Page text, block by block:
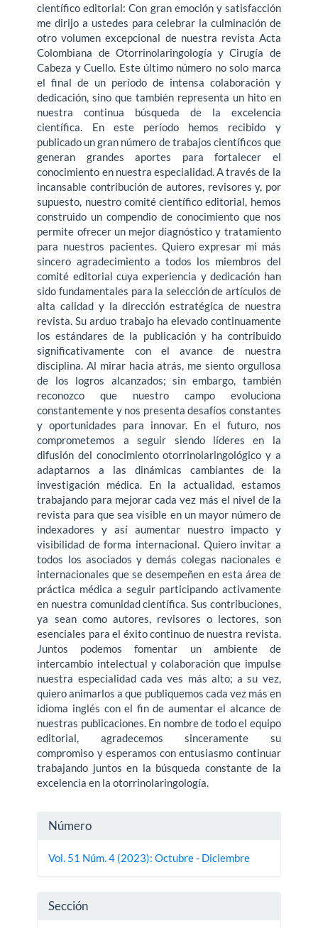
científico editorial: Con gran emoción y satisfacción
me dirijo a ustedes para celebrar la culminación de
otro volumen excepcional de nuestra revista Acta
Colombiana de Otorrinolaringología y Cirugía de
Cabeza y Cuello. Este último número no solo marca
el final de un período de intensa colaboración y
dedicación, sino que también representa un hito en
nuestra continua búsqueda de la excelencia
científica. En este período hemos recibido y
publicado un gran número de trabajos científicos que
generan grandes aportes para fortalecer el
conocimiento en nuestra especialidad. A través de la
incansable contribución de autores, revisores y, por
supuesto, nuestro comité científico editorial, hemos
construido un compendio de conocimiento que nos
permite ofrecer un mejor diagnóstico y tratamiento
para nuestros pacientes. Quiero expresar mi más
sincero agradecimiento a todos los miembros del
comité editorial cuya experiencia y dedicación han
sido fundamentales para la selección de artículos de
alta calidad y la dirección estratégica de nuestra
revista. Su arduo trabajo ha elevado continuamente
los estándares de la publicación y ha contribuido
significativamente con el avance de nuestra
disciplina. Al mirar hacia atrás, me siento orgullosa
de los logros alcanzados; sin embargo, también
reconozco que nuestro campo evoluciona
constantemente y nos presenta desafíos constantes
y oportunidades para innovar. En el futuro, nos
comprometemos a seguir siendo líderes en la
difusión del conocimiento otorrinolaringológico y a
adaptarnos a las dinámicas cambiantes de la
investigación médica. En la actualidad, estamos
trabajando para mejorar cada vez más el nivel de la
revista para que sea visible en un mayor número de
indexadores y así aumentar nuestro impacto y
visibilidad de forma internacional. Quiero invitar a
todos los asociados y demás colegas nacionales e
internacionales que se desempeñen en esta área de
práctica médica a seguir participando activamente
en nuestra comunidad científica. Sus contribuciones,
ya sean como autores, revisores o lectores, son
esenciales para el éxito continuo de nuestra revista.
Juntos podemos fomentar un ambiente de
intercambio intelectual y colaboración que impulse
nuestra especialidad cada ves más alto; a su vez,
quiero animarlos a que publiquemos cada vez más en
idioma inglés con el fin de aumentar el alcance de
nuestras publicaciones. En nombre de todo el equipo
editorial, agradecemos sinceramente su
compromiso y esperamos con entusiasmo continuar
trabajando juntos en la búsqueda constante de la
excelencia en la otorrinolaringología.
Detalles
del
Número
Vol. 51 Núm. 4 (2023): Octubre - Diciembre
Sección